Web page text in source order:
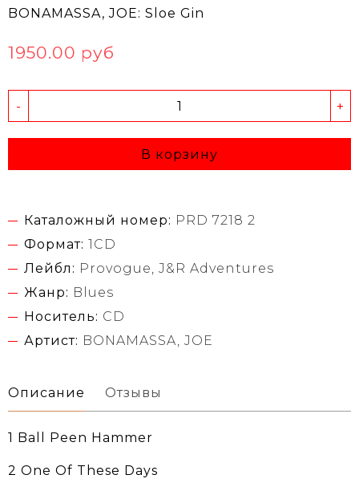
BONAMASSA, JOE: Sloe Gin
1950.00 руб
- +
В корзину
Каталожный номер: PRD 7218 2
Формат: 1CD
Лейбл: Provogue, J&R Adventures
Жанр: Blues
Носитель: CD
Артист: BONAMASSA, JOE
Описание Отзывы
1 Ball Peen Hammer
2 One Of These Days